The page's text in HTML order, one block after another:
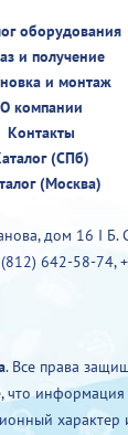
оборудования
и получение
и монтаж
О компании
Контакты
(СПб)
(Москва)
дом 16 I Б.
642-58-74,
. Все права
информация
характер